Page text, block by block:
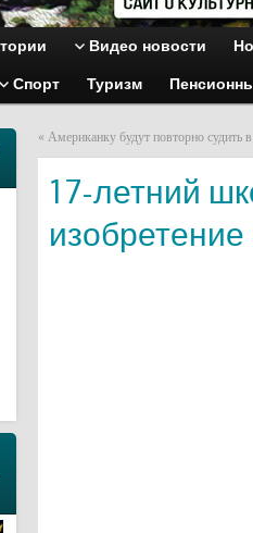
Видео новости
Спорт Туризм
« Американку будут повторно судить
17-летний
изобретение